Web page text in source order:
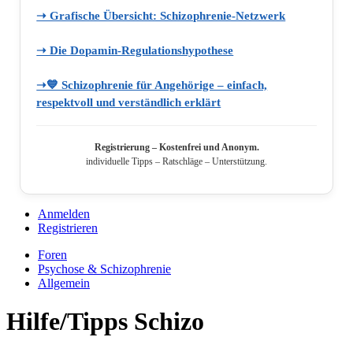
➝ Grafische Übersicht: Schizophrenie‑Netzwerk
➝ Die Dopamin‑Regulationshypothese
➝💙 Schizophrenie für Angehörige – einfach,
respektvoll und verständlich erklärt
Registrierung – Kostenfrei und Anonym.
individuelle Tipps – Ratschläge – Unterstützung.
Anmelden
Registrieren
Foren
Psychose & Schizophrenie
Allgemein
Hilfe/Tipps Schizo